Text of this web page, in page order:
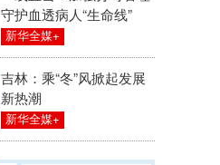
守护血透病人“生命线”
新华全媒+
吉林：乘“冬”风掀起发展
新热潮
新华全媒+